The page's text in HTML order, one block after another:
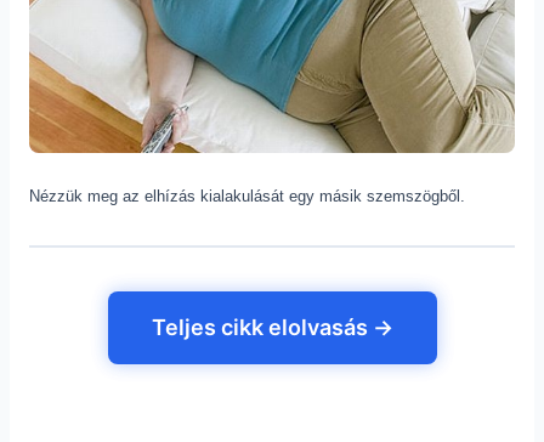
Nézzük meg az elhízás kialakulását egy másik szemszögből.
Teljes cikk elolvasás →